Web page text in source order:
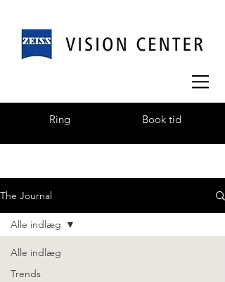
Ring Book tid
The Journal
Alle indlæg
Trends
Alle indlæg